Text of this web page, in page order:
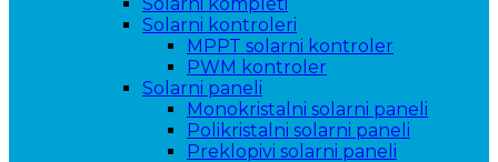
Solarni kontroleri
MPPT solarni kontroler
PWM kontroler
Solarni paneli
Monokristalni solarni paneli
Polikristalni solarni paneli
Preklopivi solarni paneli